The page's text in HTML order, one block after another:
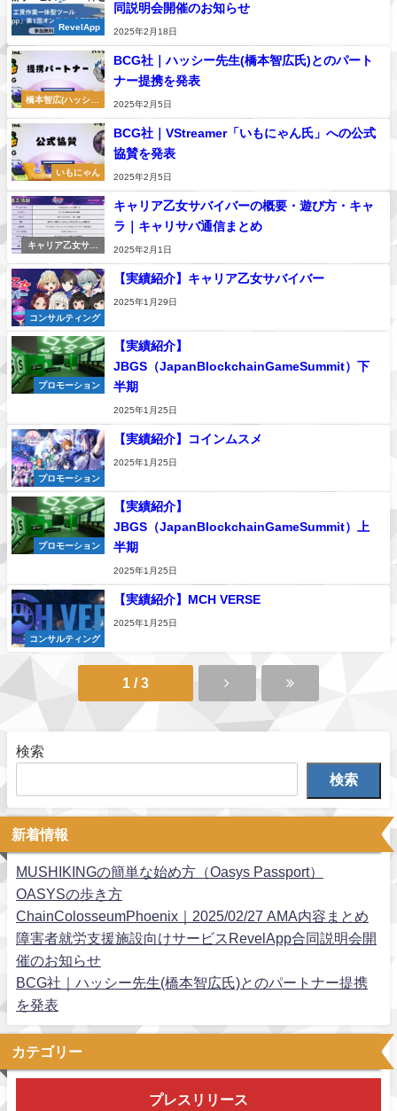
RevelApp
同説明会開催のお知らせ
2025年2月18日
橋本智広(ハッシー
BCG社｜ハッシー先生(橋本智広氏)とのパート
ナー提携を発表
2025年2月5日
いもにゃん
BCG社｜VStreamer「いもにゃん氏」への公式
協賛を発表
2025年2月5日
キャリア乙女サバ
キャリア乙女サバイバーの概要・遊び方・キャ
ラ｜キャリサバ通信まとめ
2025年2月1日
コンサルティング
【実績紹介】キャリア乙女サバイバー
2025年1月29日
プロモーション
【実績紹介】
JBGS（JapanBlockchainGameSummit）下
半期
2025年1月25日
プロモーション
【実績紹介】コインムスメ
2025年1月25日
プロモーション
【実績紹介】
JBGS（JapanBlockchainGameSummit）上
半期
2025年1月25日
コンサルティング
【実績紹介】MCH VERSE
2025年1月25日
1 / 3
検索
検索
新着情報
MUSHIKINGの簡単な始め方（Oasys Passport）
OASYSの歩き方
ChainColosseumPhoenix｜2025/02/27 AMA内容まとめ
障害者就労支援施設向けサービスRevelApp合同説明会開
催のお知らせ
BCG社｜ハッシー先生(橋本智広氏)とのパートナー提携
を発表
カテゴリー
プレスリリース